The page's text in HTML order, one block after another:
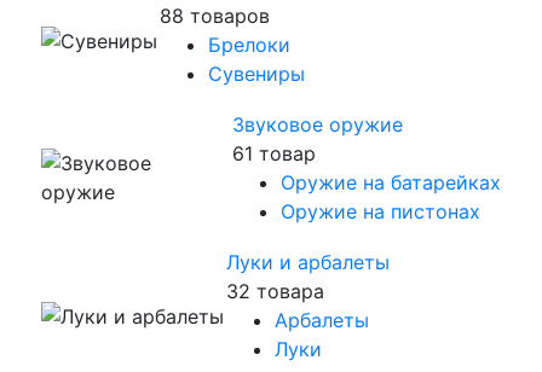
88 товаров
Брелоки
Сувениры
Звуковое оружие
61 товар
Оружие на батарейках
Оружие на пистонах
Луки и арбалеты
32 товара
Арбалеты
Луки